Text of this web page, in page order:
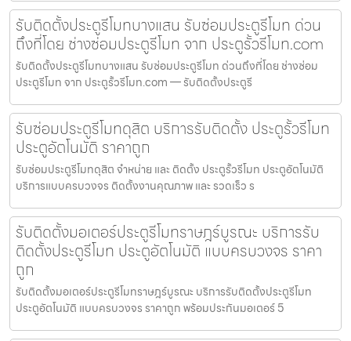
รับติดตั้งประตูรีโมทบางแสน รับซ่อมประตูรีโมท ด่วน
ถึงที่โดย ช่างซ่อมประตูรีโมท จาก ประตูรั้วรีโมท.com
รับติดตั้งประตูรีโมทบางแสน รับซ่อมประตูรีโมท ด่วนถึงที่โดย ช่างซ่อม
ประตูรีโมท จาก ประตูรั้วรีโมท.com — รับติดตั้งประตูรี
รับซ่อมประตูรีโมทดุสิต บริการรับติดตั้ง ประตูรั้วรีโมท
ประตูอัตโนมัติ ราคาถูก
รับซ่อมประตูรีโมทดุสิต จำหน่าย และ ติดตั้ง ประตูรั้วรีโมท ประตูอัตโนมัติ
บริการแบบครบวงจร ติดตั้งงานคุณภาพ และ รวดเร็ว ร
รับติดตั้งมอเตอร์ประตูรีโมทราษฎร์บูรณะ บริการรับ
ติดตั้งประตูรีโมท ประตูอัตโนมัติ แบบครบวงจร ราคา
ถูก
รับติดตั้งมอเตอร์ประตูรีโมทราษฎร์บูรณะ บริการรับติดตั้งประตูรีโมท
ประตูอัตโนมัติ แบบครบวงจร ราคาถูก พร้อมประกันมอเตอร์ 5